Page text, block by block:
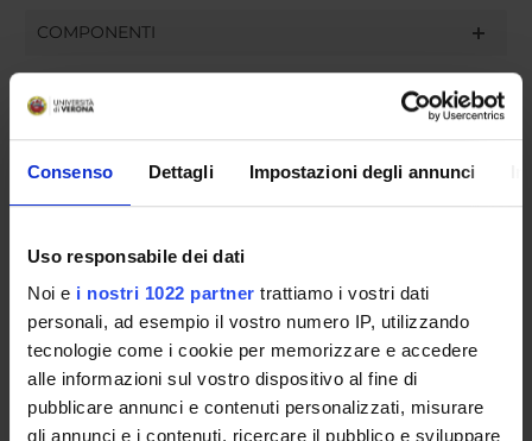
Consenso Dettagli Impostazioni degli annunci
Uso responsabile dei dati
Noi e i nostri 1022 partner trattiamo i vostri dati
personali, ad esempio il vostro numero IP, utilizzando
tecnologie come i cookie per memorizzare e accedere
alle informazioni sul vostro dispositivo al fine di
pubblicare annunci e contenuti personalizzati, misurare
gli annunci e i contenuti, ricercare il pubblico e sviluppare
COMPONENTI
Paola Di Nicola
Riccardo Panattoni
SEDUTE E VERBALI
ORGANIZZAZIONE